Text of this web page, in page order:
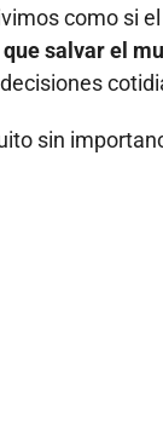
como si el
salvar el
sin